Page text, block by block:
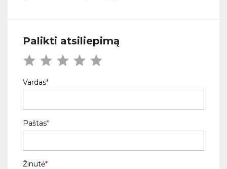
Palikti atsiliepimą
Vardas
Paštas
Žinutė